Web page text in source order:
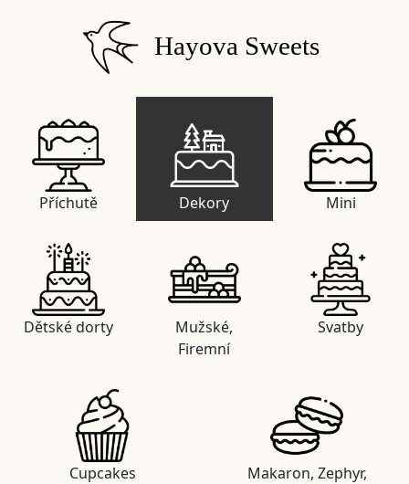
Hayova Sweets
Příchutě Dekory Mini
Dětské dorty
Mužské,
Firemní
Svatby
Cupcakes
Makaron, Zephyr,